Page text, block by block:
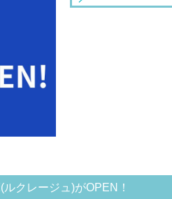
クレージュ)がOPEN！